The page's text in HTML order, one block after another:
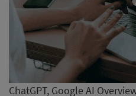
ChatGPT, Google AI